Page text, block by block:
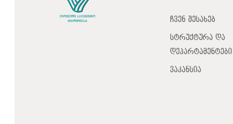
ჩვენ შესახებ
სტრუქტურა და
დეპარტამენტები
ვაკანსია